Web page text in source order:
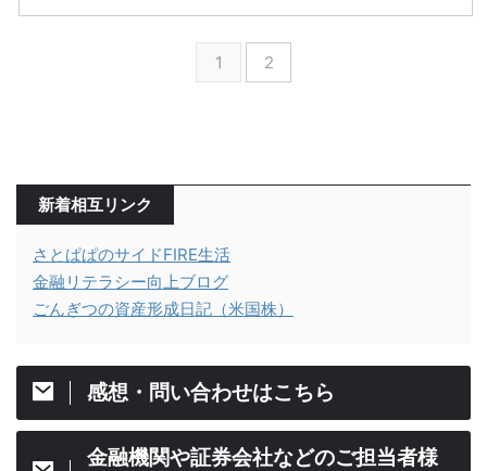
1 2
新着相互リンク
さとぱぱのサイドFIRE生活
金融リテラシー向上ブログ
ごんぎつの資産形成日記（米国株）
感想・問い合わせはこちら
金融機関や証券会社などのご担当者様